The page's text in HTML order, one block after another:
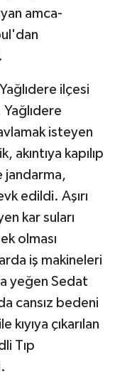
amca-
ilçesi
isteyen
kapılıp
jandarma,
edildi. Aşırı
kar suları
olması
iş makineleri
yeğen Sedat
cansız bedeni
çıkarılan
Tıp